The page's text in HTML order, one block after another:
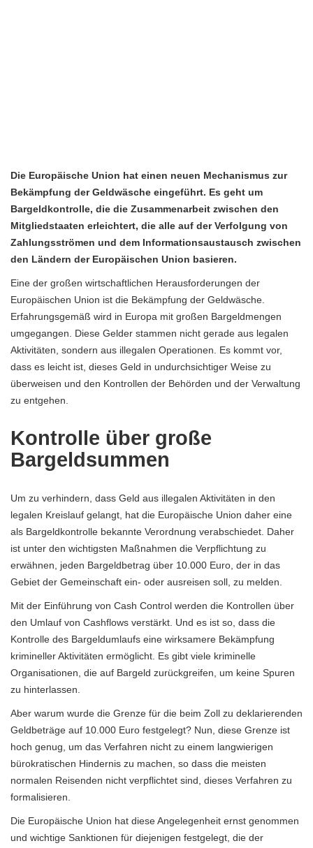
Die Europäische Union hat einen neuen Mechanismus zur
Bekämpfung der Geldwäsche eingeführt. Es geht um
Bargeldkontrolle, die die Zusammenarbeit zwischen den
Mitgliedstaaten erleichtert, die alle auf der Verfolgung von
Zahlungsströmen und dem Informationsaustausch zwischen
den Ländern der Europäischen Union basieren.
Eine der großen wirtschaftlichen Herausforderungen der
Europäischen Union ist die Bekämpfung der Geldwäsche.
Erfahrungsgemäß wird in Europa mit großen Bargeldmengen
umgegangen. Diese Gelder stammen nicht gerade aus legalen
Aktivitäten, sondern aus illegalen Operationen. Es kommt vor,
dass es leicht ist, dieses Geld in undurchsichtiger Weise zu
überweisen und den Kontrollen der Behörden und der Verwaltung
zu entgehen.
Kontrolle über große
Bargeldsummen
Um zu verhindern, dass Geld aus illegalen Aktivitäten in den
legalen Kreislauf gelangt, hat die Europäische Union daher eine
als Bargeldkontrolle bekannte Verordnung verabschiedet. Daher
ist unter den wichtigsten Maßnahmen die Verpflichtung zu
erwähnen, jeden Bargeldbetrag über 10.000 Euro, der in das
Gebiet der Gemeinschaft ein- oder ausreisen soll, zu melden.
Mit der Einführung von Cash Control werden die Kontrollen über
den Umlauf von Cashflows verstärkt. Und es ist so, dass die
Kontrolle des Bargeldumlaufs eine wirksamere Bekämpfung
krimineller Aktivitäten ermöglicht. Es gibt viele kriminelle
Organisationen, die auf Bargeld zurückgreifen, um keine Spuren
zu hinterlassen.
Aber warum wurde die Grenze für die beim Zoll zu deklarierenden
Geldbeträge auf 10.000 Euro festgelegt? Nun, diese Grenze ist
hoch genug, um das Verfahren nicht zu einem langwierigen
bürokratischen Hindernis zu machen, so dass die meisten
normalen Reisenden nicht verpflichtet sind, dieses Verfahren zu
formalisieren.
Die Europäische Union hat diese Angelegenheit ernst genommen
und wichtige Sanktionen für diejenigen festgelegt, die der